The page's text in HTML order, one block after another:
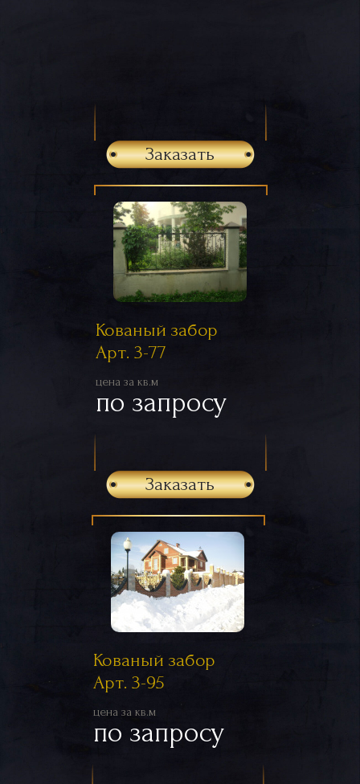
Заказать
Кованый забор
Арт. 3-77
цена за кв.м
по запросу
Заказать
Кованый забор
Арт. 3-95
цена за кв.м
по запросу